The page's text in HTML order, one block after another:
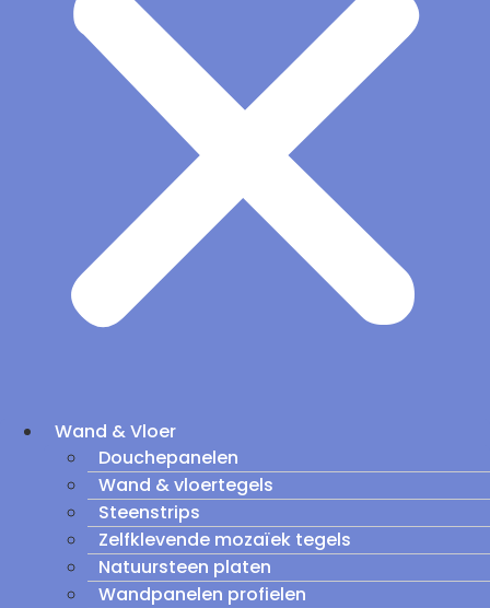
Wand & Vloer
Douchepanelen
Wand & vloertegels
Steenstrips
Zelfklevende mozaïek tegels
Natuursteen platen
Wandpanelen profielen